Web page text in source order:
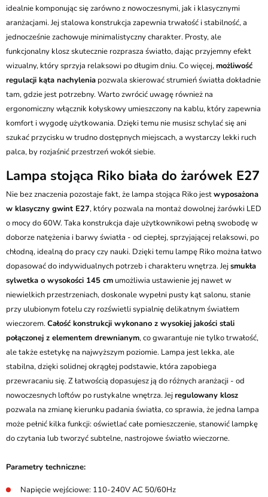
idealnie komponując się zarówno z nowoczesnymi, jak i klasycznymi
aranżacjami. Jej stalowa konstrukcja zapewnia trwałość i stabilność, a
jednocześnie zachowuje minimalistyczny charakter. Prosty, ale
funkcjonalny klosz skutecznie rozprasza światło, dając przyjemny efekt
wizualny, który sprzyja relaksowi po długim dniu. Co więcej,możliwość
regulacji kąta nachylenia pozwala skierować strumień światła dokładnie
tam, gdzie jest potrzebny. Warto zwrócić uwagę również na
ergonomiczny włącznik kołyskowy umieszczony na kablu, który zapewnia
komfort i wygodę użytkowania. Dzięki temu nie musisz schylać się ani
szukać przycisku w trudno dostępnych miejscach, a wystarczy lekki ruch
palca, by rozjaśnić przestrzeń wokół siebie.
Lampa stojąca Riko biała do żarówek E27
Nie bez znaczenia pozostaje fakt, że lampa stojąca Riko jestwyposażona
w klasyczny gwint E27, który pozwala na montaż dowolnej żarówki LED
o mocy do 60W. Taka konstrukcja daje użytkownikowi pełną swobodę w
doborze natężenia i barwy światła - od ciepłej, sprzyjającej relaksowi, po
chłodną, idealną do pracy czy nauki. Dzięki temu lampę Riko można łatwo
dopasować do indywidualnych potrzeb i charakteru wnętrza. Jejsmukła
sylwetka o wysokości 145 cm umożliwia ustawienie jej nawet w
niewielkich przestrzeniach, doskonale wypełni pusty kąt salonu, stanie
przy ulubionym fotelu czy rozświetli sypialnię delikatnym światłem
wieczorem.Całość konstrukcji wykonano z wysokiej jakości stali
połączonej z elementem drewnianym, co gwarantuje nie tylko trwałość,
ale także estetykę na najwyższym poziomie. Lampa jest lekka, ale
stabilna, dzięki solidnej okrągłej podstawie, która zapobiega
przewracaniu się. Z łatwością dopasujesz ją do różnych aranżacji - od
nowoczesnych loftów po rustykalne wnętrza. Jejregulowany klosz
pozwala na zmianę kierunku padania światła, co sprawia, że jedna lampa
może pełnić kilka funkcji: oświetlać całe pomieszczenie, stanowić lampkę
do czytania lub tworzyć subtelne, nastrojowe światło wieczorne.
Parametry techniczne:
Napięcie wejściowe: 110-240V AC 50/60Hz